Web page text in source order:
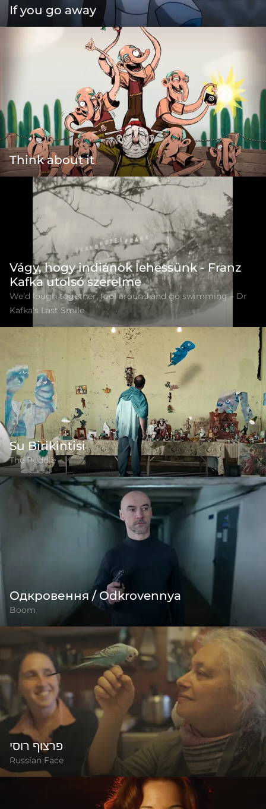
If you go away
Think about it
Vágy, hogy indiánok lehessünk - Franz
Kafka utolsó szerelme
We’d lough together, fool around and go swimming – Dr
Kafka’s Last Smile
Su Birikintisi
The Puddle
Одкровення / Odkrovennya
Boom
פרצוף רוסי
Russian Face